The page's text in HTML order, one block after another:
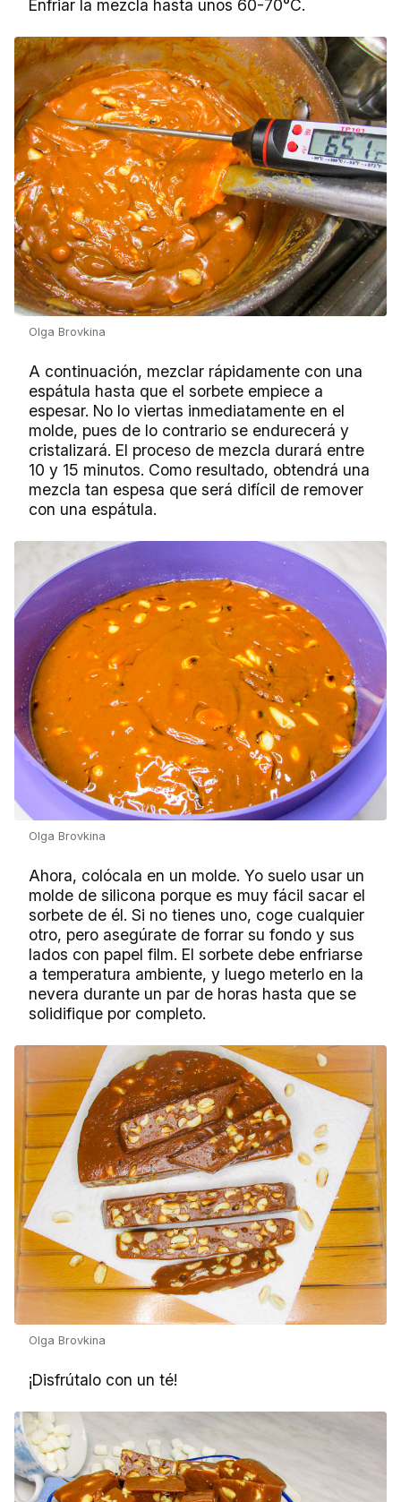
Enfriar la mezcla hasta unos 60-70°C.
Olga Brovkina
A continuación, mezclar rápidamente con una
espátula hasta que el sorbete empiece a
espesar. No lo viertas inmediatamente en el
molde, pues de lo contrario se endurecerá y
cristalizará. El proceso de mezcla durará entre
10 y 15 minutos. Como resultado, obtendrá una
mezcla tan espesa que será difícil de remover
con una espátula.
Olga Brovkina
Ahora, colócala en un molde. Yo suelo usar un
molde de silicona porque es muy fácil sacar el
sorbete de él. Si no tienes uno, coge cualquier
otro, pero asegúrate de forrar su fondo y sus
lados con papel film. El sorbete debe enfriarse
a temperatura ambiente, y luego meterlo en la
nevera durante un par de horas hasta que se
solidifique por completo.
Olga Brovkina
¡Disfrútalo con un té!